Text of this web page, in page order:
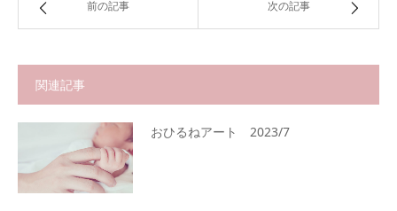
前の記事 次の記事
関連記事
おひるねアート 2023/7